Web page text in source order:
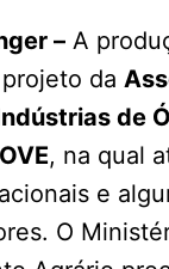
– A
da
de
, na qual
e
O